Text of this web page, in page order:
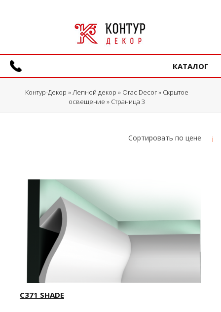
КАТАЛОГ
Контур-Декор »Лепной декор » Orac Decor» Скрытое
освещение » Страница 3
Cортировать по цене
C371 SHADE